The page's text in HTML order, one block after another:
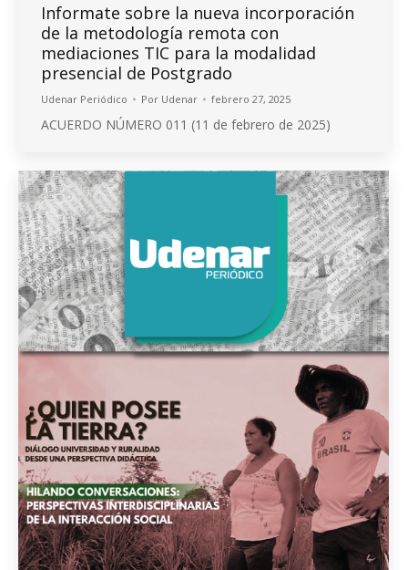
Informate sobre la nueva incorporación
de la metodología remota con
mediaciones TIC para la modalidad
presencial de Postgrado
Udenar Periódico Por Udenar febrero 27, 2025
ACUERDO NÚMERO 011 (11 de febrero de 2025)